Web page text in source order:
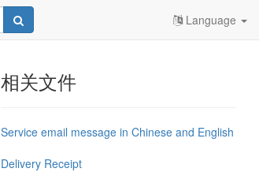
Language
相关文件
Service email message in Chinese and English
Delivery Receipt